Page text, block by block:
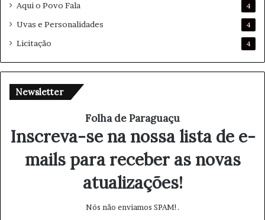
Aqui o Povo Fala 4
Uvas e Personalidades 4
Licitação 4
Newsletter
Folha de Paraguaçu
Inscreva-se na nossa lista de e-
mails para receber as novas
atualizações!
Nós não enviamos SPAM!.